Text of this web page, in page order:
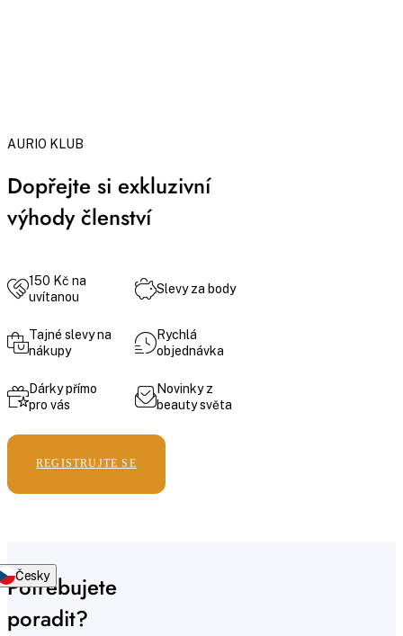
AURIO KLUB
Dopřejte si exkluzivní
výhody členství
150 Kč na
uvítanou
Slevy za body
Tajné slevy na
nákupy
Rychlá
objednávka
Dárky přímo
pro vás
Novinky z
beauty světa
REGISTRUJTE SE
Potřebujete
poradit?
Česky